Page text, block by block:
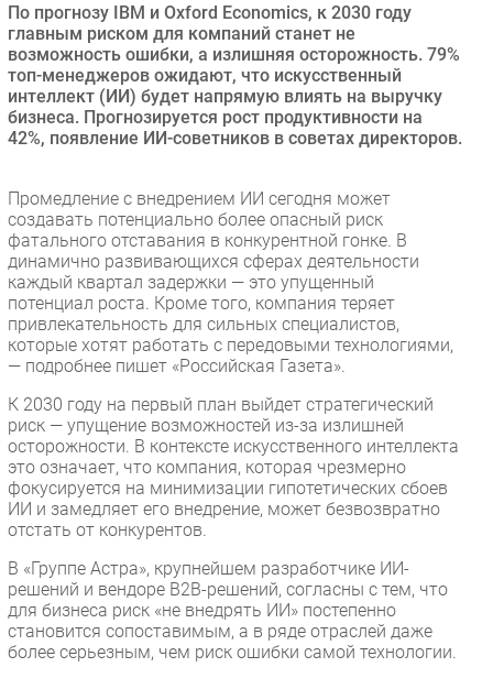
Финансы
Web
Безопасность
Инновации
CIO/Управление ИТ
Здоровье
РАЗДЕЛЫ
Новости
Аналитика
Интервью
Мероприятия
Проекты
IT класс
Тестовый стенд
Каталог компаний
По прогнозу IBM и Oxford Economics, к 2030 году
главным риском для компаний станет не
возможность ошибки, а излишняя осторожность. 79%
топ-менеджеров ожидают, что искусственный
интеллект (ИИ) будет напрямую влиять на выручку
бизнеса. Прогнозируется рост продуктивности на
42%, появление ИИ-советников в советах директоров.
Промедление с внедрением ИИ сегодня может
создавать потенциально более опасный риск
фатального отставания в конкурентной гонке. В
динамично развивающихся сферах деятельности
каждый квартал задержки — это упущенный
потенциал роста. Кроме того, компания теряет
привлекательность для сильных специалистов,
которые хотят работать с передовыми технологиями,
— подробнее пишет «Российская Газета».
К 2030 году на первый план выйдет стратегический
риск — упущение возможностей из-за излишней
осторожности. В контексте искусственного интеллекта
это означает, что компания, которая чрезмерно
фокусируется на минимизации гипотетических сбоев
ИИ и замедляет его внедрение, может безвозвратно
отстать от конкурентов.
В «Группе Астра», крупнейшем разработчике ИИ-
решений и вендоре B2B-решений, согласны с тем, что
для бизнеса риск «не внедрять ИИ» постепенно
становится сопоставимым, а в ряде отраслей даже
более серьезным, чем риск ошибки самой технологии.